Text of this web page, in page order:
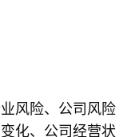
风险、公司风险
化、公司经营状